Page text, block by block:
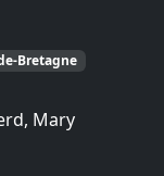
Bretagne
Mary